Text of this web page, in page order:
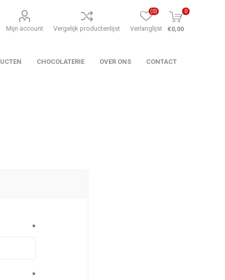
Mijn account Vergelijk productenlijst Verlanglijst
(0) 0
€0,00
CHOCOLATERIE OVER ONS CONTACT
*
*